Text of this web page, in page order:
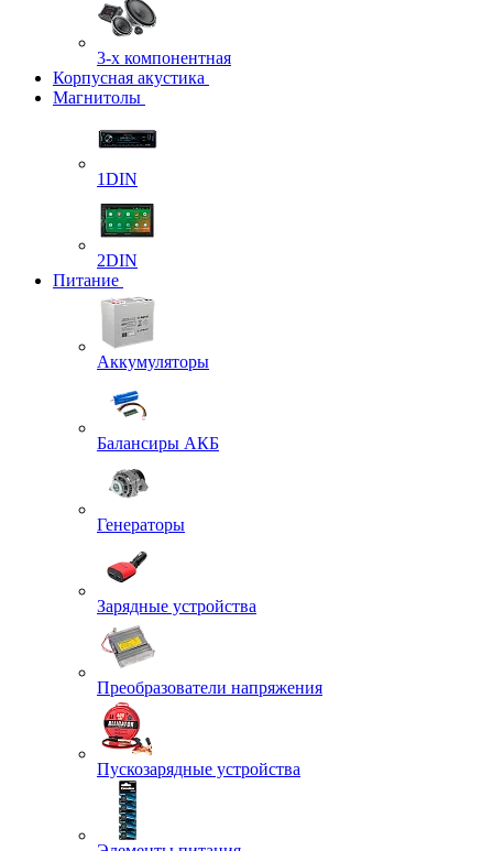
3-х компонентная
Корпусная акустика
Магнитолы
1DIN
2DIN
Питание
Аккумуляторы
Балансиры АКБ
Генераторы
Зарядные устройства
Преобразователи напряжения
Пускозарядные устройства